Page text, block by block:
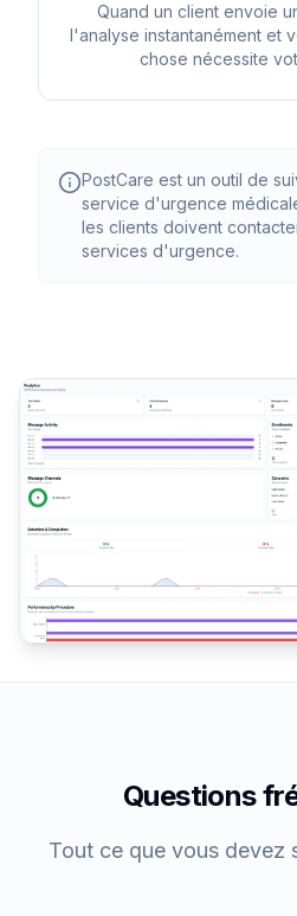
Quand un client envoie
l'analyse instantanément et
chose nécessite
PostCare est un outil de
service d'urgence
les clients doivent
services d'urgence.
Questions
Tout ce que vous devez